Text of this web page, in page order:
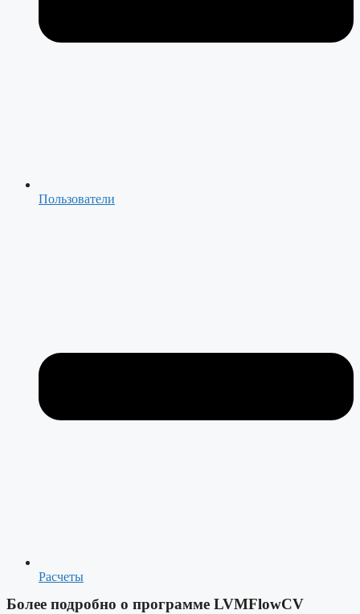
Пользователи
Расчеты
Более подробно о программе LVMFlowCV